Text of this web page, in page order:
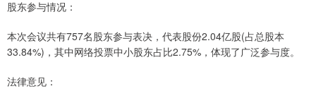
股东参与情况：
本次会议共有757名股东参与表决，代表股份2.04亿股(占总股本
33.84%)，其中网络投票中小股东占比2.75%，体现了广泛参与度。
法律意见：